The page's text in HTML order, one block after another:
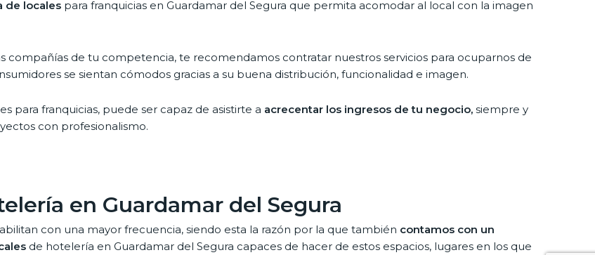
de locales para franquicias en Guardamar del Segura que permita acomodar al local con la imagen
compañías de tu competencia, te recomendamos contratar nuestros servicios para ocuparnos de
se sientan cómodos gracias a su buena distribución, funcionalidad e imagen.
para franquicias, puede ser capaz de asistirte a acrecentar los ingresos de tu negocio, siempre y
con profesionalismo.
en Guardamar del Segura
con una mayor frecuencia, siendo esta la razón por la que también contamos con un
de hotelería en Guardamar del Segura capaces de hacer de estos espacios, lugares en los que